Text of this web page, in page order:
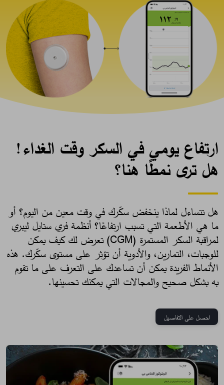
ارتفاع يومي في السكر وقت الغداء!
هل ترى نمطًا هنا؟
هل تتساءل لماذا ينخفض سكّرك في وقت معين من اليوم؟ أو
ما هي الأطعمة التي تسبب ارتفاعًا؟ أنظمة فري ستايل ليبري
لمراقبة السكر المستمرة (CGM) تعرض لك كيف يمكن
للوجبات، التمارين، والأدوية أن تؤثر على مستوى سكّرك. هذه
الأنماط الفريدة يمكن أن تساعدك على التعرف على ما تقوم
به بشكل صحيح والمجالات التي يمكنك تحسينها. ​
احصل على التفاصيل